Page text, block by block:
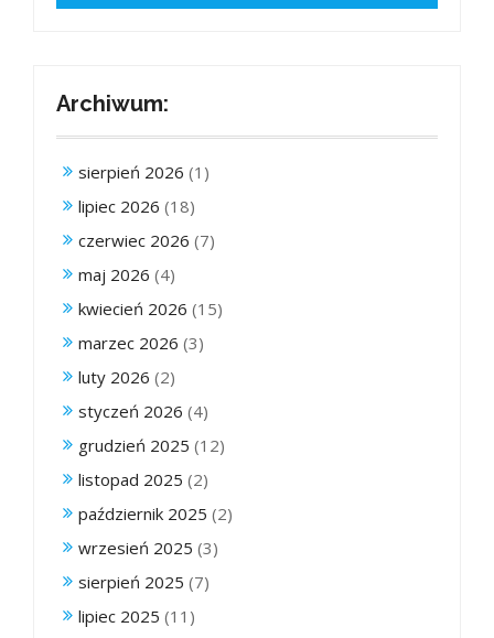
Archiwum:
sierpień 2026 (1)
lipiec 2026 (18)
czerwiec 2026 (7)
maj 2026 (4)
kwiecień 2026 (15)
marzec 2026 (3)
luty 2026 (2)
styczeń 2026 (4)
grudzień 2025 (12)
listopad 2025 (2)
październik 2025 (2)
wrzesień 2025 (3)
sierpień 2025 (7)
lipiec 2025 (11)